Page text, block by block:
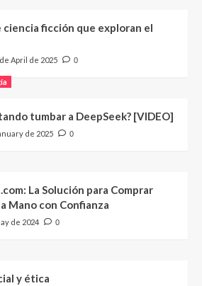
ciencia ficción que exploran el
April de 2025 0
tumbar a DeepSeek? [VIDEO]
de 2025 0
La Solución para Comprar
Mano con Confianza
de 2024 0
y ética